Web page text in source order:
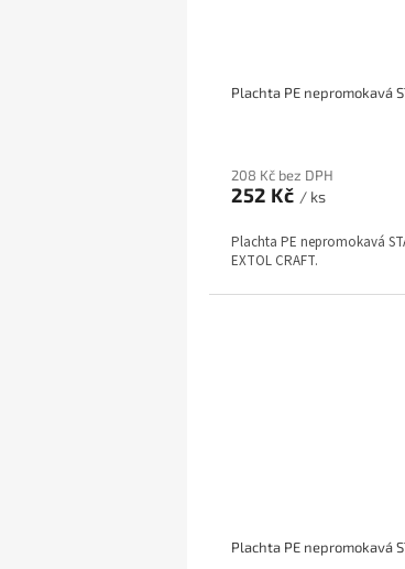
208 Kč bez DPH
252 Kč / ks
Plachta PE nepromokavá
EXTOL CRAFT.